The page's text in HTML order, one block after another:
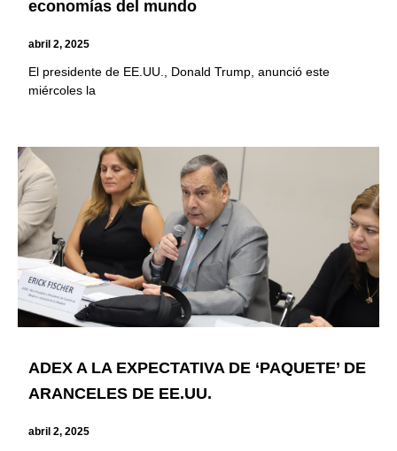
economías del mundo
abril 2, 2025
El presidente de EE.UU., Donald Trump, anunció este
miércoles la
ADEX A LA EXPECTATIVA DE ‘PAQUETE’ DE
ARANCELES DE EE.UU.
abril 2, 2025